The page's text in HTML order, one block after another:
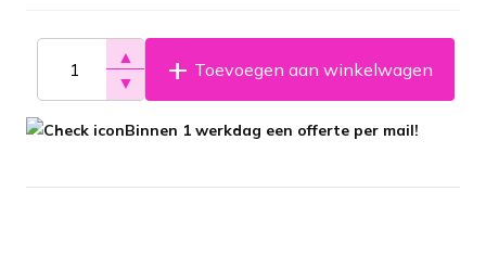
▲
▼
Toevoegen aan winkelwagen
Binnen 1 werkdag een offerte per mail!